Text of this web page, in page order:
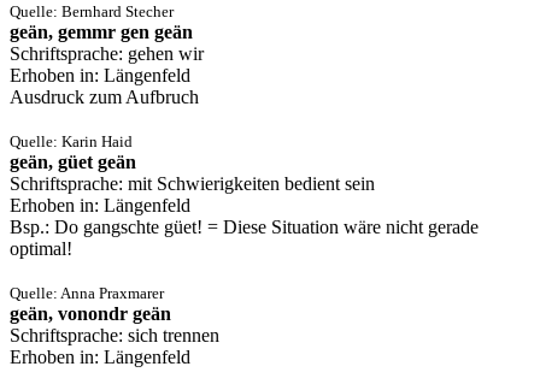
Quelle: Bernhard Stecher
geän, gemmr gen geän
Schriftsprache: gehen wir
Erhoben in: Längenfeld
Ausdruck zum Aufbruch
Quelle: Karin Haid
geän, güet geän
Schriftsprache: mit Schwierigkeiten bedient sein
Erhoben in: Längenfeld
Bsp.: Do gangschte güet! = Diese Situation wäre nicht gerade
optimal!
Quelle: Anna Praxmarer
geän, vonondr geän
Schriftsprache: sich trennen
Erhoben in: Längenfeld